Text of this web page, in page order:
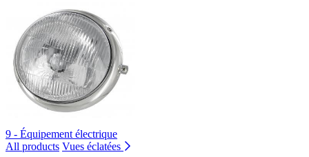
9 - Équipement électrique
All products Vues éclatées